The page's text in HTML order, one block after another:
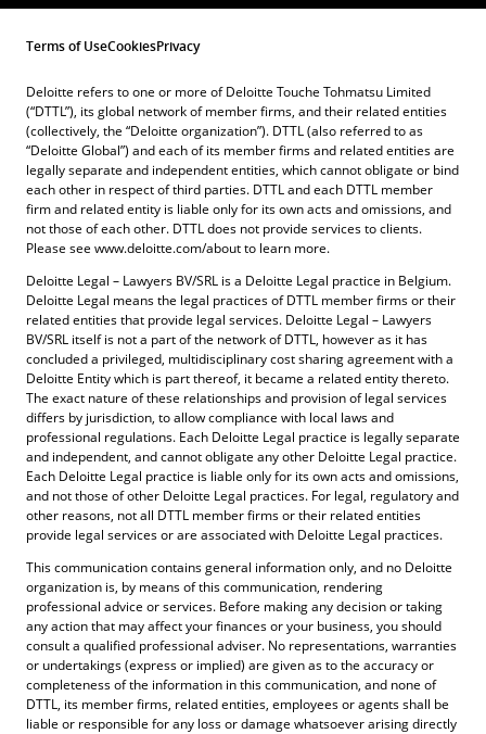
Terms of UseCookiesPrivacy
Deloitte refers to one or more of Deloitte Touche Tohmatsu Limited
(“DTTL”), its global network of member firms, and their related entities
(collectively, the “Deloitte organization”). DTTL (also referred to as
“Deloitte Global”) and each of its member firms and related entities are
legally separate and independent entities, which cannot obligate or bind
each other in respect of third parties. DTTL and each DTTL member
firm and related entity is liable only for its own acts and omissions, and
not those of each other. DTTL does not provide services to clients.
Please see www.deloitte.com/about to learn more.
Deloitte Legal – Lawyers BV/SRL is a Deloitte Legal practice in Belgium.
Deloitte Legal means the legal practices of DTTL member firms or their
related entities that provide legal services. Deloitte Legal – Lawyers
BV/SRL itself is not a part of the network of DTTL, however as it has
concluded a privileged, multidisciplinary cost sharing agreement with a
Deloitte Entity which is part thereof, it became a related entity thereto.
The exact nature of these relationships and provision of legal services
differs by jurisdiction, to allow compliance with local laws and
professional regulations. Each Deloitte Legal practice is legally separate
and independent, and cannot obligate any other Deloitte Legal practice.
Each Deloitte Legal practice is liable only for its own acts and omissions,
and not those of other Deloitte Legal practices. For legal, regulatory and
other reasons, not all DTTL member firms or their related entities
provide legal services or are associated with Deloitte Legal practices.
This communication contains general information only, and no Deloitte
organization is, by means of this communication, rendering
professional advice or services. Before making any decision or taking
any action that may affect your finances or your business, you should
consult a qualified professional adviser. No representations, warranties
or undertakings (express or implied) are given as to the accuracy or
completeness of the information in this communication, and none of
DTTL, its member firms, related entities, employees or agents shall be
liable or responsible for any loss or damage whatsoever arising directly